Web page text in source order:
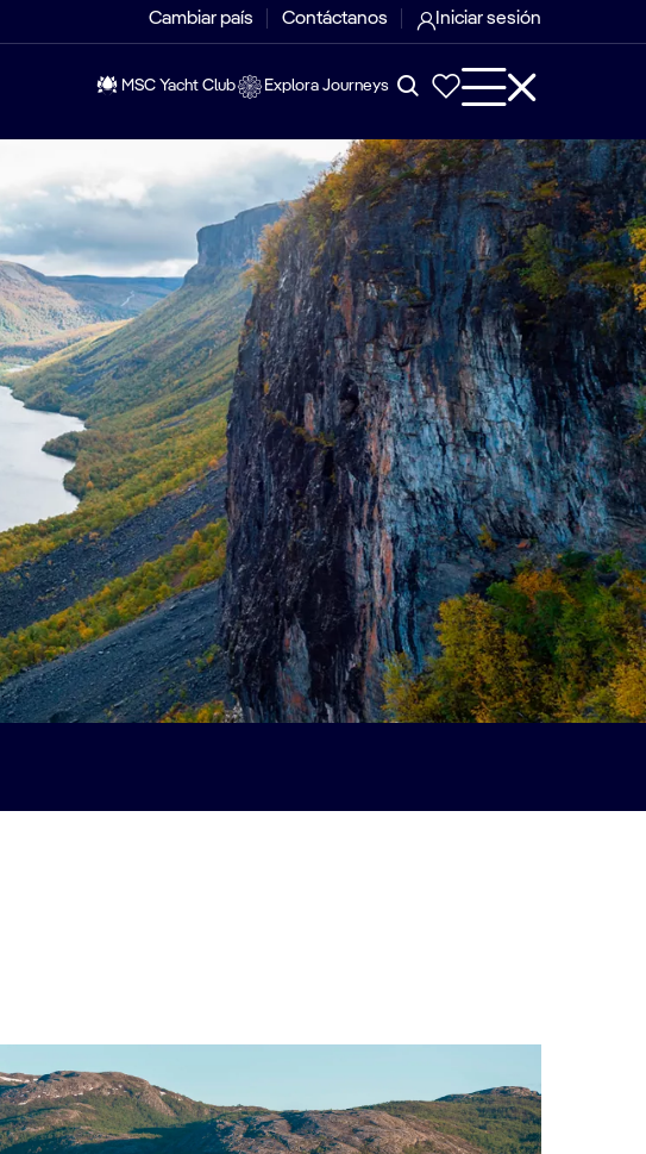
Cambiar país Contáctanos Iniciar sesión
MSC Yacht Club Explora Journeys